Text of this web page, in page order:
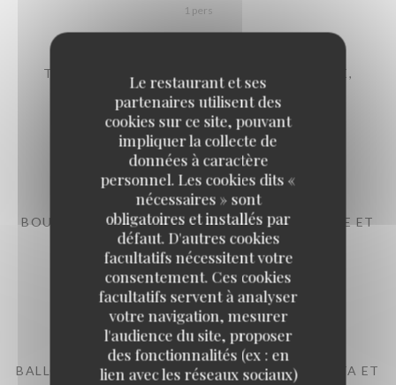
Le restaurant et ses
partenaires utilisent des
cookies sur ce site, pouvant
impliquer la collecte de
données à caractère
personnel. Les cookies dits «
nécessaires » sont
obligatoires et installés par
défaut. D'autres cookies
facultatifs nécessitent votre
consentement. Ces cookies
facultatifs servent à analyser
votre navigation, mesurer
l'audience du site, proposer
des fonctionnalités (ex : en
lien avec les réseaux sociaux)
1 pers
TARTARE DE BOEUF (MOULU) À L'ITALIENNE,
PARMESAN ET BALSAMIQUE,
Italiaanse rundstartaar, sla en frietjes
24,00 EUR
1 pers
BOULETTES SAUCE TOMATE, FRITES OU PURÉE ET
SALADES
Ballekes in tomatensaus, frietjes of aardappelpuree en sla
23,00 EUR
1 pers
BALLOTTINE DE VOLAILLE FARCIE À LA RICOTTA ET